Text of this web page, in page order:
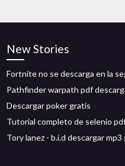
New Stories
Fortnite no se descarga en la
Pathfinder warpath pdf
Descargar poker gratis
Tutorial completo de selenio
Tory lanez - b.i.d descargar mp3